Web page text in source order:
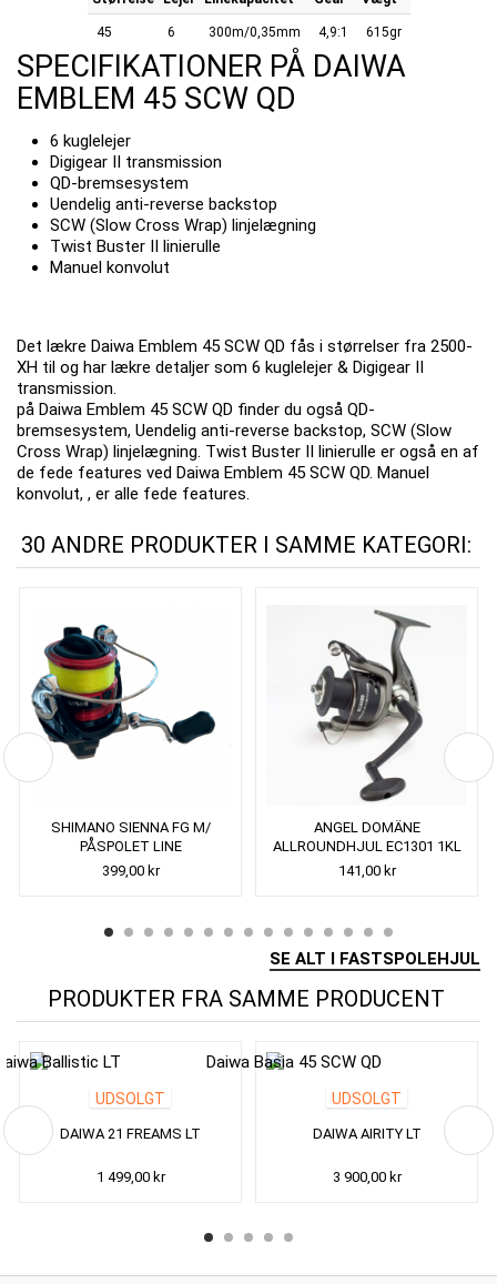
45 6 300m/0,35mm 4,9:1 615gr
SPECIFIKATIONER PÅ DAIWA
EMBLEM 45 SCW QD
6 kuglelejer
Digigear II transmission
QD-bremsesystem
Uendelig anti-reverse backstop
SCW (Slow Cross Wrap) linjelægning
Twist Buster II linierulle
Manuel konvolut
Det lækre Daiwa Emblem 45 SCW QD fås i størrelser fra 2500-
XH til og har lækre detaljer som 6 kuglelejer & Digigear II
transmission.
på Daiwa Emblem 45 SCW QD finder du også QD-
bremsesystem, Uendelig anti-reverse backstop, SCW (Slow
Cross Wrap) linjelægning. Twist Buster II linierulle er også en af
de fede features ved Daiwa Emblem 45 SCW QD. Manuel
konvolut, , er alle fede features.
30 ANDRE PRODUKTER I SAMME KATEGORI:
SHIMANO SIENNA FG M/
PÅSPOLET LINE
399,00 kr
ANGEL DOMÄNE
ALLROUNDHJUL EC1301 1KL
141,00 kr
SE ALT I FASTSPOLEHJUL
PRODUKTER FRA SAMME PRODUCENT
UDSOLGT
DAIWA 21 FREAMS LT
1 499,00 kr
UDSOLGT
DAIWA AIRITY LT
3 900,00 kr